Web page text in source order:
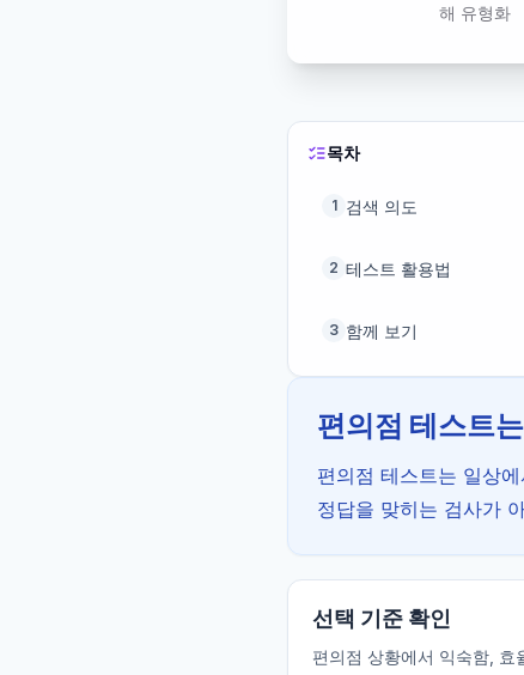
해 유형화
목차
1 검색 의도
2 테스트 활용법
3 함께 보기
편의점 테스트
편의점 테스트는 일상
정답을 맞히는 검사가
선택 기준 확인
편의점 상황에서 익숙함, 효